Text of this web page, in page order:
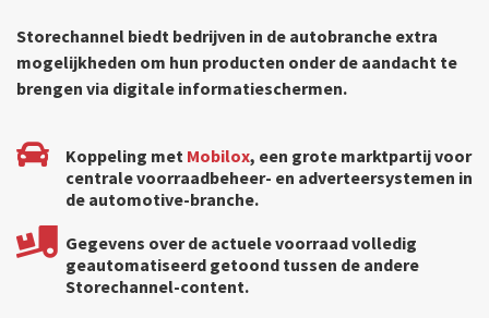
Storechannel biedt bedrijven in de autobranche extra
mogelijkheden om hun producten onder de aandacht te
brengen via digitale informatieschermen.
Koppeling met Mobilox, een grote marktpartij voor
centrale voorraadbeheer- en adverteersystemen in
de automotive-branche.
Gegevens over de actuele voorraad volledig
geautomatiseerd getoond tussen de andere
Storechannel-content.